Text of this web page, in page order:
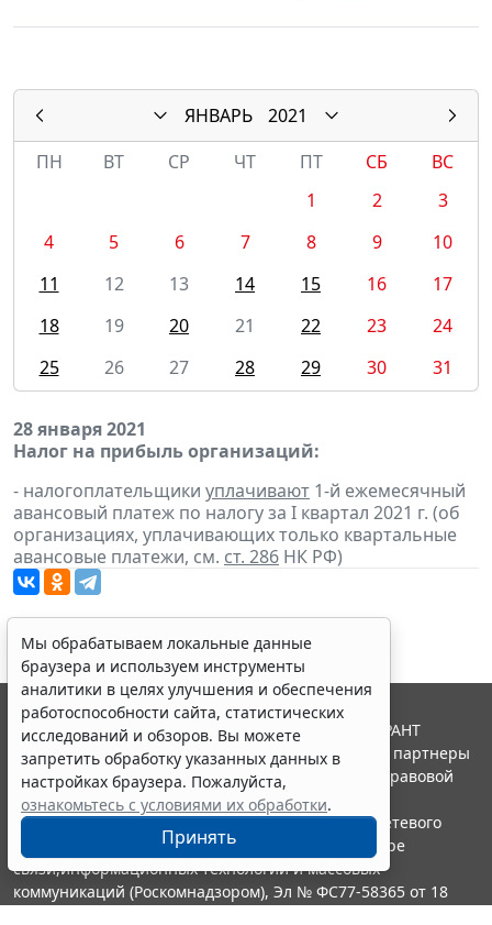
ЯНВАРЬ
2021
ПН
ВТ СР ЧТ ПТ СБ
ВС
1
2
3
4
5 6 7 8 9
10
11
12 13 14 15 16
17
18
19 20 21 22 23
24
25
26 27 28 29 30 31
28 января 2021
Налог на прибыль организаций:
- налогоплательщики уплачивают 1-й ежемесячный
авансовый платеж по налогу за I квартал 2021 г. (об
организациях, уплачивающих только квартальные
авансовые платежи, см. ст. 286 НК РФ)
Мы обрабатываем локальные данные
браузера и используем инструменты
аналитики в целях улучшения и обеспечения
работоспособности сайта, статистических
исследований и обзоров. Вы можете
запретить обработку указанных данных в
настройках браузера. Пожалуйста,
ознакомьтесь с условиями их обработки.
Принять
© ООО "НПП "ГАРАНТ-СЕРВИС", 2026. Система ГАРАНТ
выпускается с 1990 года. Компания "Гарант" и ее партнеры
являются участниками Российской ассоциации правовой
информации ГАРАНТ.
Портал ГАРАНТ.РУ зарегистрирован в качестве сетевого
издания Федеральной службой по надзору в сфере
связи,информационных технологий и массовых
коммуникаций (Роскомнадзором), Эл № ФС77-58365 от 18